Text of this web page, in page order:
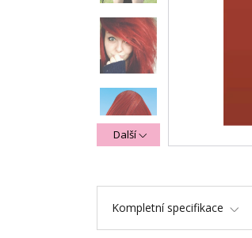
Další
Kompletní specifikace